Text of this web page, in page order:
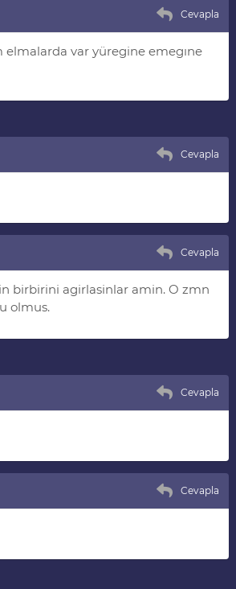
Cevapla
var yüregine emegıne
Cevapla
Cevapla
birbirini agirlasinlar amin. O zmn
olmus.
Cevapla
Cevapla